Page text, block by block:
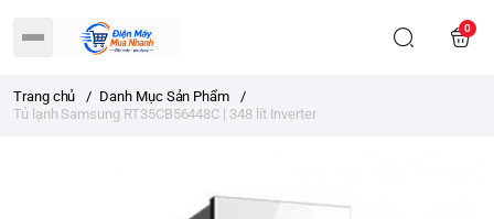
0
Trang chủ / Danh Mục Sản Phẩm
/
Tủ lạnh Samsung RT35CB56448C | 348 lít Inverter